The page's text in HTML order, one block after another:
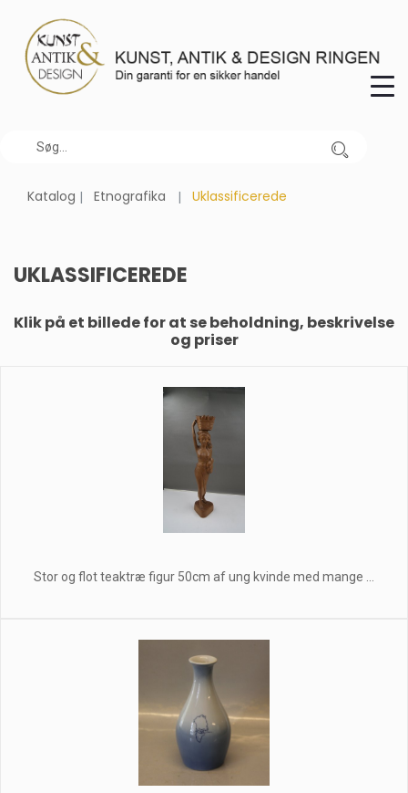
Katalog Etnografika Uklassificerede
UKLASSIFICEREDE
Klik på et billede for at se beholdning, beskrivelse
og priser
Stor og flot teaktræ figur 50cm af ung kvinde med mange ...